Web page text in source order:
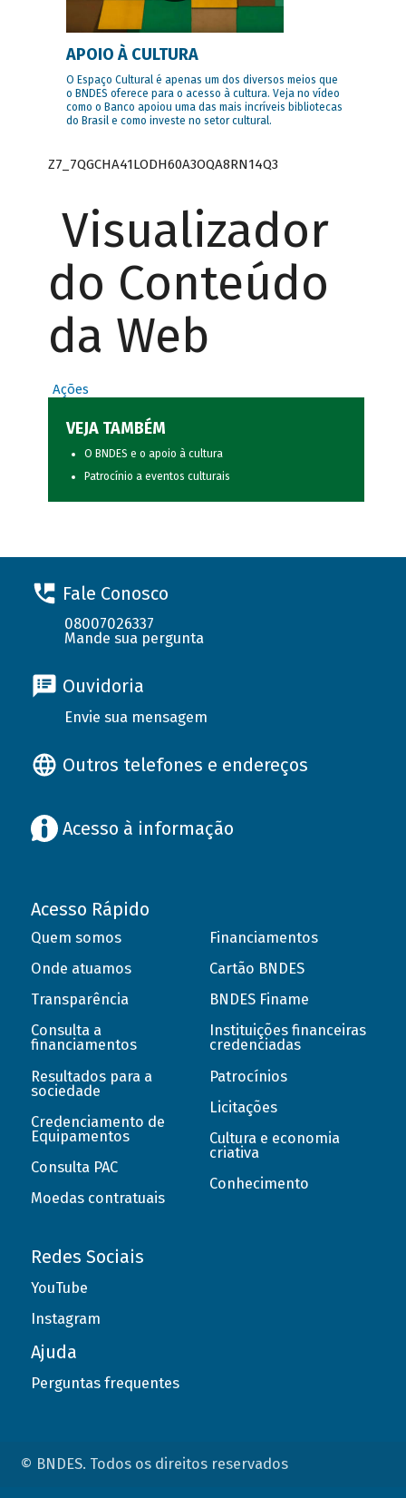
APOIO À CULTURA
O Espaço Cultural é apenas um dos diversos meios que
o BNDES oferece para o acesso à cultura. Veja no vídeo
como o Banco apoiou uma das mais incríveis bibliotecas
do Brasil e como investe no setor cultural.
Z7_7QGCHA41LODH60A3OQA8RN14Q3
Visualizador
do Conteúdo
da Web
Ações
VEJA TAMBÉM
O BNDES e o apoio à cultura
Patrocínio a eventos culturais
Fale Conosco
08007026337
Mande sua pergunta
Ouvidoria
Envie sua mensagem
Outros telefones e endereços
Acesso à informação
Acesso Rápido
Quem somos
Onde atuamos
Transparência
Consulta a
financiamentos
Resultados para a
sociedade
Credenciamento de
Equipamentos
Consulta PAC
Moedas contratuais
Financiamentos
Cartão BNDES
BNDES Finame
Instituições financeiras
credenciadas
Patrocínios
Licitações
Cultura e economia
criativa
Conhecimento
Redes Sociais
YouTube
Instagram
Ajuda
Perguntas frequentes
© BNDES. Todos os direitos reservados